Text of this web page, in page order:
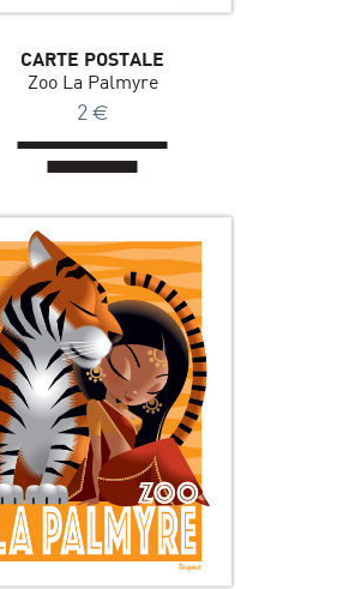
CARTE POSTALE
Zoo La Palmyre
2 €